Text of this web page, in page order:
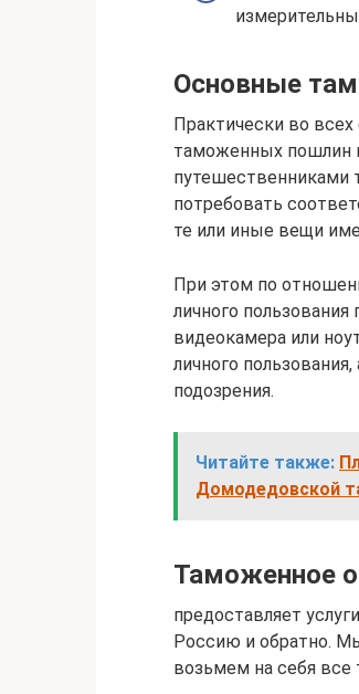
Основные
Практически во
таможенных пошлин
путешественниками
потребовать
те или иные вещи
При этом по
личного
видеокамера или
личного
подозрения.
Читайте также:
Домодедовской
Таможенное
предоставляет
Россию и обратно.
возьмем на себя все